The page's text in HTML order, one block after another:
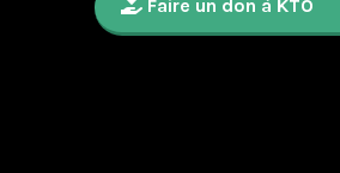
Faire un don à KTO